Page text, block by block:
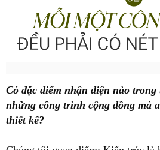
Có đặc điểm nhận diện nào
những công trình cộng đồng mà
thiết kế?